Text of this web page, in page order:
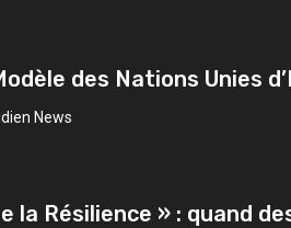
des Nations Unies
News
la Résilience » : quand